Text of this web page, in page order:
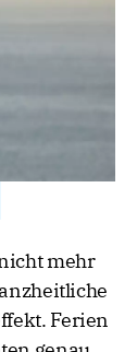
mehr
Ferien